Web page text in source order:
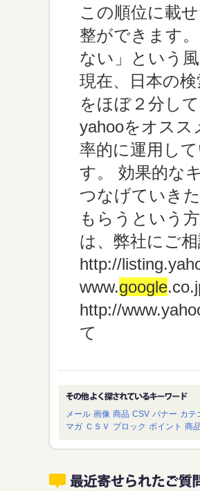
この順位に載
整ができます
ない」という
現在、日本の
をほぼ２分し
yahooをオス
率的に運用し
す。 効果的な
つなげていき
もらうという
は、弊社にご
http://
www.google
http://
て
メール 画像 商品 CSV バナー カテ
マガ ＣＳＶ ブロック ポイント 商